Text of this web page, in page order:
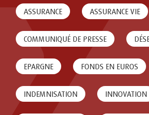
ASSURANCE ASSURANCE VIE
COMMUNIQUÉ DE PRESSE
EPARGNE FONDS EN EUROS
INDEMNISATION INNOVATION